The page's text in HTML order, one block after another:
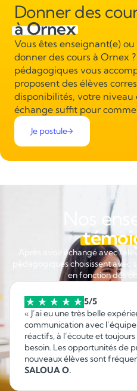
Donner des
à Ornex
Vous êtes enseignant(e)
donner des cours à Ornex
pédagogiques vous
proposent des élèves
disponibilités, votre niveau
échange suffit pour
Je postule
Nos
Après avoir échangé avec
pédagogiques choisissent
en fonction des
5/5
« J’ai eu une très belle
communication avec
réactifs, à l’écoute et
besoin. Les opportunités de
nouveaux élèves sont
fonction de mes
SALOUA O.